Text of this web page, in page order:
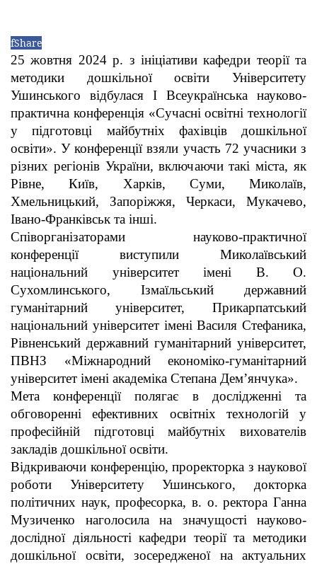
fShare
25 жовтня 2024 р. з ініціативи кафедри теорії та
методики дошкільної освіти Університету
Ушинського відбулася І Всеукраїнська науково-
практична конференція «Сучасні освітні технології
у підготовці майбутніх фахівців дошкільної
освіти». У конференції взяли участь 72 учасники з
різних регіонів України, включаючи такі міста, як
Рівне, Київ, Харків, Суми, Миколаїв,
Хмельницький, Запоріжжя, Черкаси, Мукачево,
Івано-Франківськ та інші.
Співорганізаторами науково-практичної
конференції виступили Миколаївський
національний університет імені В. О.
Сухомлинського, Ізмаїльський державний
гуманітарний університет, Прикарпатський
національний університет імені Василя Стефаника,
Рівненський державний гуманітарний університет,
ПВНЗ «Міжнародний економіко-гуманітарний
університет імені академіка Степана Дем’янчука».
Мета конференції полягає в дослідженні та
обговоренні ефективних освітніх технологій у
професійній підготовці майбутніх вихователів
закладів дошкільної освіти.
Відкриваючи конференцію, проректорка з наукової
роботи Університету Ушинського, докторка
політичних наук, професорка, в. о. ректора Ганна
Музиченко наголосила на значущості науково-
дослідної діяльності кафедри теорії та методики
дошкільної освіти, зосередженої на актуальних